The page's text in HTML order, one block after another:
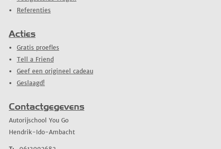
Referenties
Acties
Gratis proefles
Tell a Friend
Geef een origineel cadeau
Geslaagd!
Contactgegevens
Autorijschool You Go
Hendrik-Ido-Ambacht